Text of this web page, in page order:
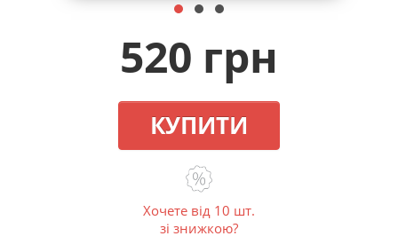
520 грн
КУПИТИ
Хочете від 10 шт.
зі знижкою?